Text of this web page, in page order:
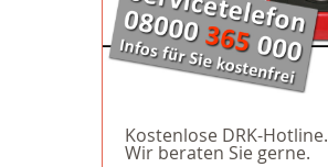
Kostenlose DRK-Hotline.
Wir beraten Sie gerne.